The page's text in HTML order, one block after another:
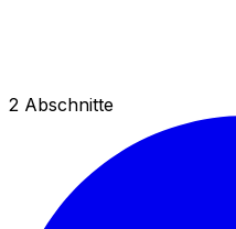
2 Abschnitte